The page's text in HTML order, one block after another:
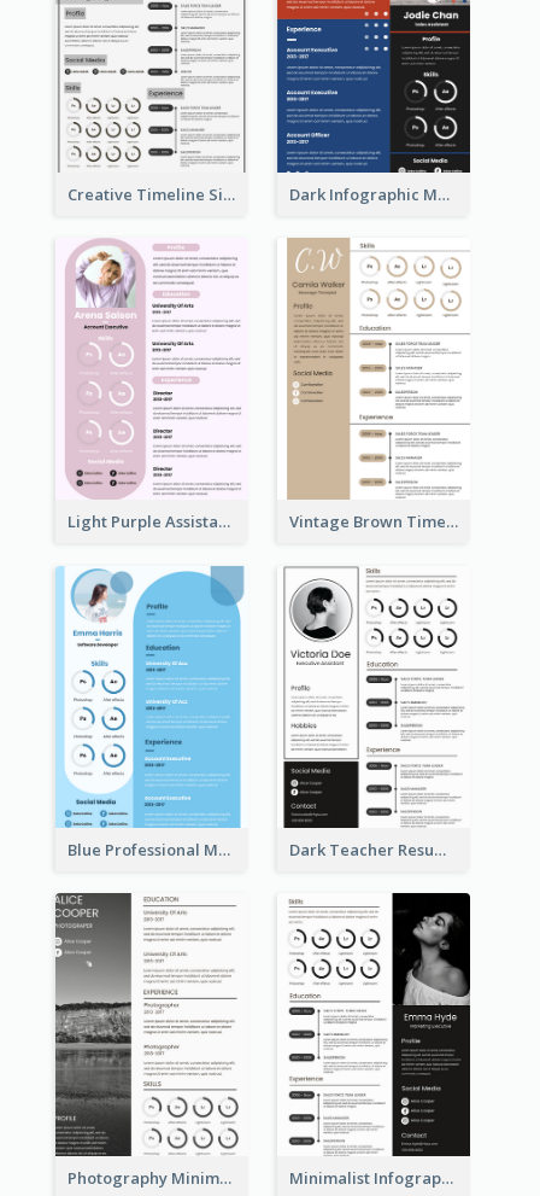
Creative Timeline Simple Resume Dark Infographic Marketing Assistant Resume
Light Purple Assistant Resume Vintage Brown Timeline Resume
Blue Professional Marketing Resume Dark Teacher Resume
Photography Minimalist Design Resume Minimalist Infographic Resume